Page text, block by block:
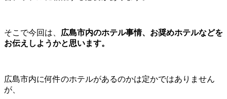
そこで今回は、 広島市内のホテル事情、お奨めホテルなどを
お伝えしようかと思います。
広島市内に何件のホテルがあるのかは定かではありません
が、